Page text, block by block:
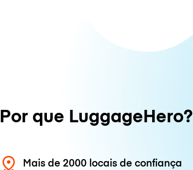
Por que LuggageHero?
Mais de 2000 locais de confiança